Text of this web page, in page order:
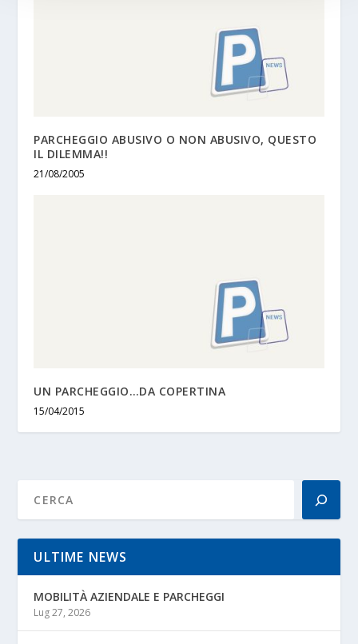
PARCHEGGIO ABUSIVO O NON ABUSIVO, QUESTO
IL DILEMMA!!
21/08/2005
UN PARCHEGGIO…DA COPERTINA
15/04/2015
ULTIME NEWS
MOBILITÀ AZIENDALE E PARCHEGGI
Lug 27, 2026